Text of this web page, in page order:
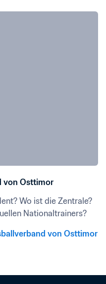
von Osttimor
Wo ist die Zentrale?
Nationaltrainers?
von Osttimor